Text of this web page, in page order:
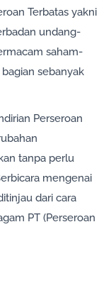
Terbatas yakni
undang-
saham-
sebanyak
Perseroan
tanpa perlu
mengenai
dari cara
PT (Perseroan